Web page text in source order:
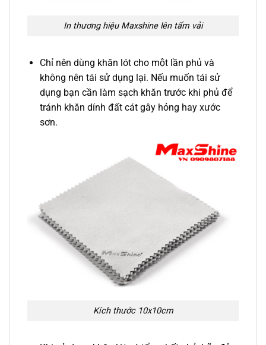
In thương hiệu Maxshine lên tấm vải
Chỉ nên dùng khăn lót cho một lần phủ và
không nên tái sử dụng lại. Nếu muốn tái sử
dụng bạn cần làm sạch khăn trước khi phủ để
tránh khăn dính đất cát gây hỏng hay xước
sơn.
Kích thước 10x10cm